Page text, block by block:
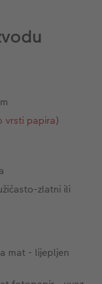
vrsti papira)
zlatni ili
mat - lijepljen